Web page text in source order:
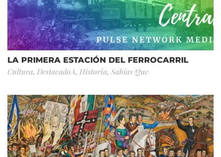
LA PRIMERA ESTACIÓN DEL FERROCARRIL
Cultura, DestacadoA, Historia, Sabías Que